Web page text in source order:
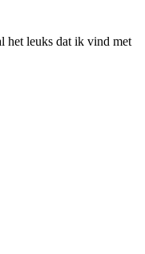
het leuks dat ik vind met